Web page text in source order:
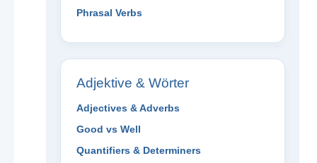
Phrasal Verbs
Adjektive & Wörter
Adjectives & Adverbs
Good vs Well
Quantifiers & Determiners